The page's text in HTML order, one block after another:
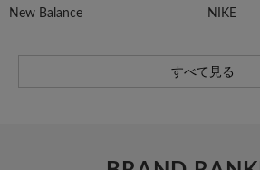
New Balance NIKE
すべて見る